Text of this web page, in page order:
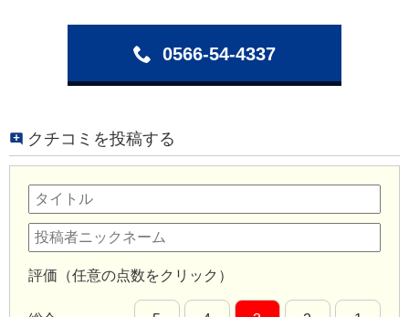
0566-54-4337
クチコミを投稿する
評価（任意の点数をクリック）